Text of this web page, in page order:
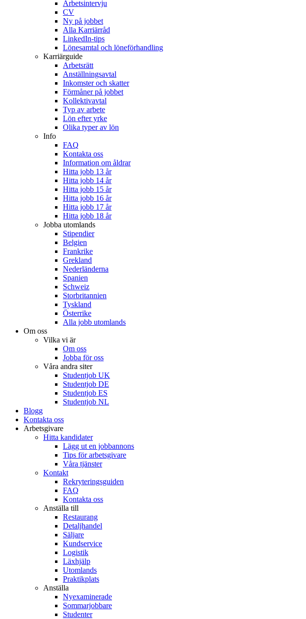
Arbetsintervju
CV
Ny på jobbet
Alla Karriärråd
LinkedIn-tips
Lönesamtal och löneförhandling
Karriärguide
Arbetsrätt
Anställningsavtal
Inkomster och skatter
Förmåner på jobbet
Kollektivavtal
Typ av arbete
Lön efter yrke
Olika typer av lön
Info
FAQ
Kontakta oss
Information om åldrar
Hitta jobb 13 år
Hitta jobb 14 år
Hitta jobb 15 år
Hitta jobb 16 år
Hitta jobb 17 år
Hitta jobb 18 år
Jobba utomlands
Stipendier
Belgien
Frankrike
Grekland
Nederländerna
Spanien
Schweiz
Storbritannien
Tyskland
Österrike
Alla jobb utomlands
Om oss
Vilka vi är
Om oss
Jobba för oss
Våra andra siter
Studentjob UK
Studentjob DE
Studentjob ES
Studentjob NL
Blogg
Kontakta oss
Arbetsgivare
Hitta kandidater
Lägg ut en jobbannons
Tips för arbetsgivare
Våra tjänster
Kontakt
Rekryteringsguiden
FAQ
Kontakta oss
Anställa till
Restaurang
Detaljhandel
Säljare
Kundservice
Logistik
Läxhjälp
Utomlands
Praktikplats
Anställa
Nyexaminerade
Sommarjobbare
Studenter